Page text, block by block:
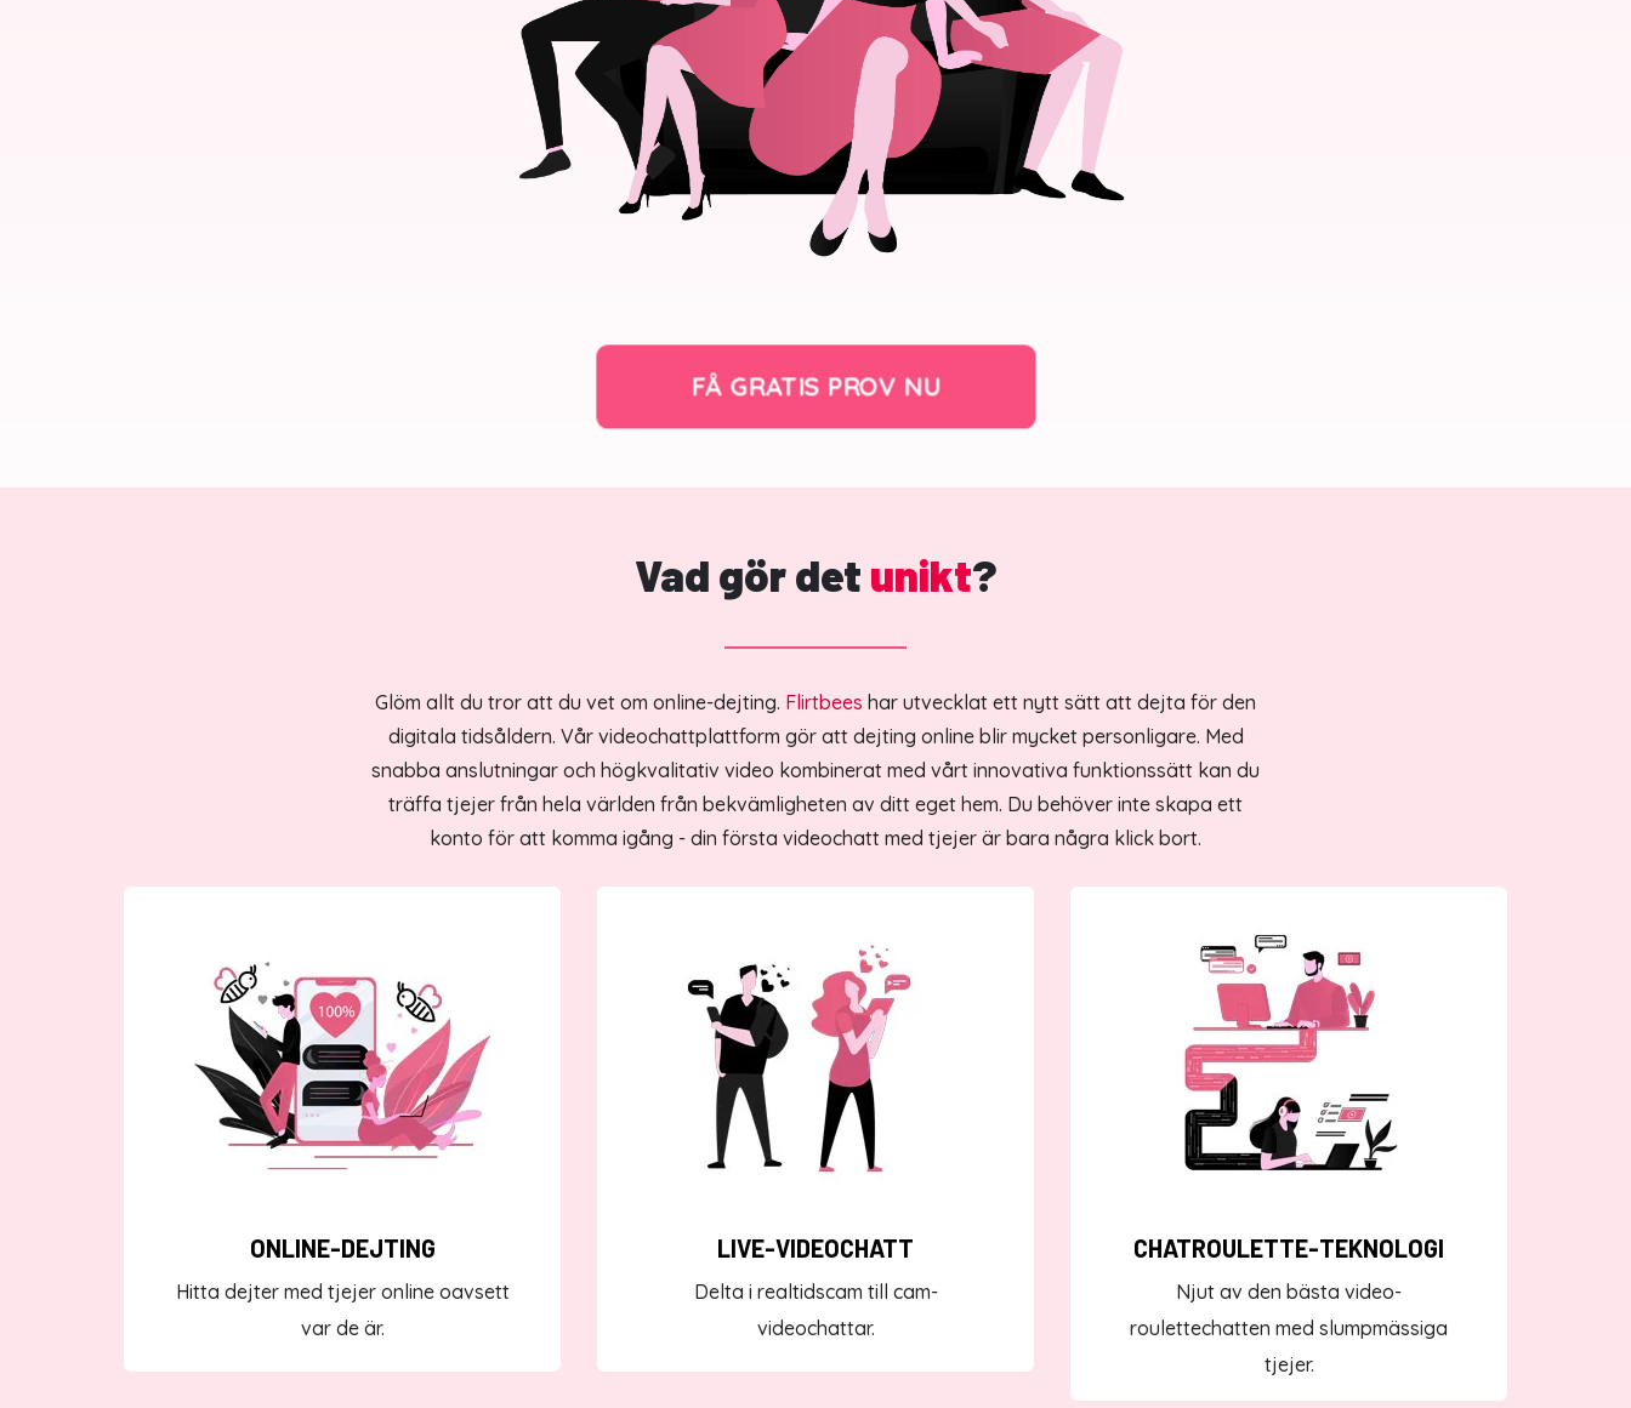
FÅ GRATIS PROV NU
Vad gör det unikt?
Glöm allt du tror att du vet om online-dejting. Flirtbees har utvecklat ett nytt sätt att dejta för den
digitala tidsåldern. Vår videochattplattform gör att dejting online blir mycket personligare. Med
snabba anslutningar och högkvalitativ video kombinerat med vårt innovativa funktionssätt kan du
träffa tjejer från hela världen från bekvämligheten av ditt eget hem. Du behöver inte skapa ett
konto för att komma igång - din första videochatt med tjejer är bara några klick bort.
ONLINE-DEJTING
Hitta dejter med tjejer online oavsett
var de är.
LIVE-VIDEOCHATT
Delta i realtidscam till cam-
videochattar.
CHATROULETTE-TEKNOLOGI
Njut av den bästa video-
roulettechatten med slumpmässiga
tjejer.